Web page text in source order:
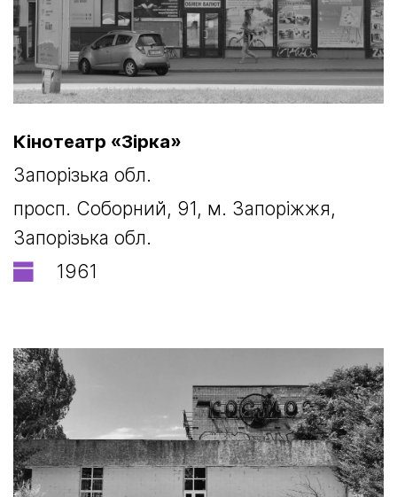
Кінотеатр «Зірка»
Запорізька обл.
просп. Соборний, 91, м. Запоріжжя,
Запорізька обл.
1961